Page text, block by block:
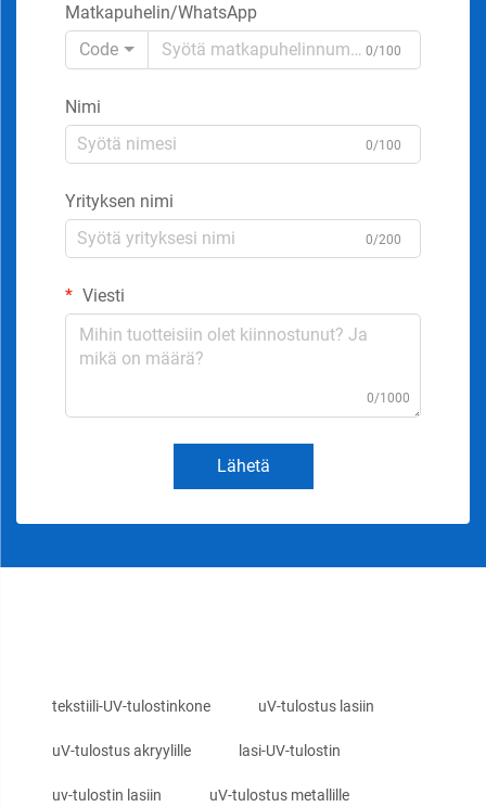
Matkapuhelin/WhatsApp
Code
0/100
Nimi
0/100
Yrityksen nimi
0/200
Viesti
0/1000
Lähetä
tekstiili-UV-tulostinkone uV-tulostus lasiin
uV-tulostus akryylille lasi-UV-tulostin
uv-tulostin lasiin uV-tulostus metallille